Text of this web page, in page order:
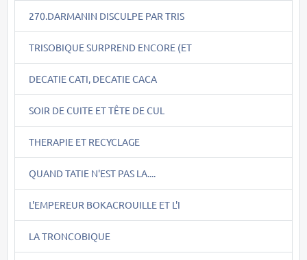
270.DARMANIN DISCULPE PAR TRIS
TRISOBIQUE SURPREND ENCORE (ET
DECATIE CATI, DECATIE CACA
SOIR DE CUITE ET TÊTE DE CUL
THERAPIE ET RECYCLAGE
QUAND TATIE N'EST PAS LA....
L'EMPEREUR BOKACROUILLE ET L'I
LA TRONCOBIQUE